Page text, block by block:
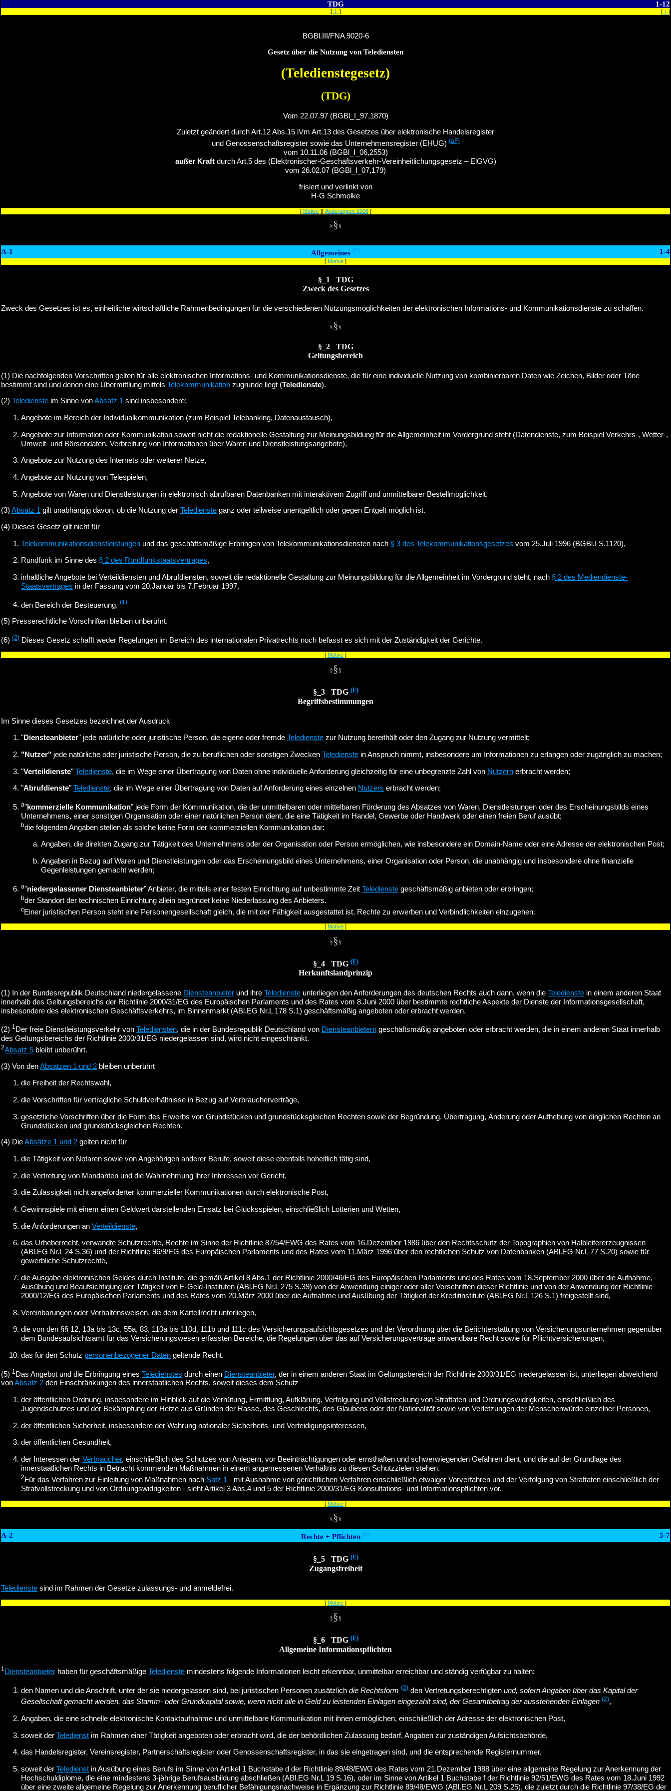
TDG 1-12
[ I ] [ ‹ ]
BGBl.III/FNA 9020-6
Gesetz über die Nutzung von Telediensten
(Teledienstegesetz)
(TDG)
Vom 22.07.97 (BGBl_I_97,1870)
Zuletzt geändert durch Art.12 Abs.15 iVm Art.13 des Gesetzes über elektronische Handelsregister
und Genossenschaftsregister sowie das Unternehmensregister (EHUG)(aF)
vom 10.11.06 (BGBl_I_06,2553)
außer Kraftdurch Art.5 des (Elektronischer-Geschäftsverkehr-Vereinheitlichungsgesetz – ElGVG)
vom 26.02.07 (BGBl_I_07,179)
frisiert und verlinkt von
H-G Schmolke
[ Motive][ Änderungen-2006]
§§ §
A-1 Allgemeines (F) 1-4
[ Motive ]
§_1 TDG
Zweck des Gesetzes
Zweck des Gesetzes ist es, einheitliche wirtschaftliche Rahmenbedingungen für die verschiedenen Nutzungsmöglichkeiten der elektronischen Informations- und Kommunikationsdienste zu schaffen.
§§ §
§_2 TDG
Geltungsbereich
(1) Die nachfolgenden Vorschriften gelten für alle elektronischen Informations- und Kommunikationsdienste, die für eine individuelle Nutzung von kombinierbaren Daten wie Zeichen, Bilder oder Töne
bestimmt sind und denen eine Übermittlung mittels Telekommunikation zugrunde liegt (Teledienste).
(2) Teledienste im Sinne vonAbsatz 1 sind insbesondere:
Angebote im Bereich der Individualkommunikation (zum Beispiel Telebanking, Datenaustausch),
Angebote zur Information oder Kommunikation soweit nicht die redaktionelle Gestaltung zur Meinungsbildung für die Allgemeinheit im Vordergrund steht (Datendienste, zum Beispiel Verkehrs-, Wetter-,
Umwelt- und Börsendaten, Verbreitung von Informationen über Waren und Dienstleistungsangebote),
Angebote zur Nutzung des Internets oder weiterer Netze,
Angebote zur Nutzung von Telespielen,
Angebote von Waren und Dienstleistungen in elektronisch abrufbaren Datenbanken mit interaktivem Zugriff und unmittelbarer Bestellmöglichkeit.
(3) Absatz 1 gilt unabhängig davon, ob die Nutzung der Teledienste ganz oder teilweise unentgeltlich oder gegen Entgelt möglich ist.
(4) Dieses Gesetz gilt nicht für
Telekommunikationsdienstleistungen und das geschäftsmäßige Erbringen von Telekommunikationsdiensten nach § 3 des Telekommunikationsgesetzes vom 25.Juli 1996 (BGBl.I S.1120),
Rundfunk im Sinne des § 2 des Rundfunkstaatsvertrages,
inhaltliche Angebote bei Verteildiensten und Abrufdiensten, soweit die redaktionelle Gestaltung zur Meinungsbildung für die Allgemeinheit im Vordergrund steht, nach § 2 des Mediendienste-
Staatsvertrages in der Fassung vom 20.Januar bis 7.Februar 1997,
den Bereich der Besteuerung. (1)
(5) Presserechtliche Vorschriften bleiben unberührt.
(6) (2) Dieses Gesetz schafft weder Regelungen im Bereich des internationalen Privatrechts noch befasst es sich mit der Zuständigkeit der Gerichte.
[ Motive ]
§§ §
§_3 TDG(F)
Begriffsbestimmungen
Im Sinne dieses Gesetzes bezeichnet der Ausdruck
"Diensteanbieter" jede natürliche oder juristische Person, die eigene oder fremde Teledienste zur Nutzung bereithält oder den Zugang zur Nutzung vermittelt;
"Nutzer" jede natürliche oder juristische Person, die zu beruflichen oder sonstigen Zwecken Teledienste in Anspruch nimmt, insbesondere um Informationen zu erlangen oder zugänglich zu machen;
"Verteildienste" Teledienste, die im Wege einer Übertragung von Daten ohne individuelle Anforderung gleichzeitig für eine unbegrenzte Zahl von Nutzern erbracht werden;
"Abrufdienste" Teledienste, die im Wege einer Übertragung von Daten auf Anforderung eines einzelnen Nutzers erbracht werden;
a"kommerzielle Kommunikation" jede Form der Kommunikation, die der unmittelbaren oder mittelbaren Förderung des Absatzes von Waren, Dienstleistungen oder des Erscheinungsbilds eines
Unternehmens, einer sonstigen Organisation oder einer natürlichen Person dient, die eine Tätigkeit im Handel, Gewerbe oder Handwerk oder einen freien Beruf ausübt;
bdie folgenden Angaben stellen als solche keine Form der kommerziellen Kommunikation dar:
Angaben, die direkten Zugang zur Tätigkeit des Unternehmens oder der Organisation oder Person ermöglichen, wie insbesondere ein Domain-Name oder eine Adresse der elektronischen Post;
Angaben in Bezug auf Waren und Dienstleistungen oder das Erscheinungsbild eines Unternehmens, einer Organisation oder Person, die unabhängig und insbesondere ohne finanzielle
Gegenleistungen gemacht werden;
a"niedergelassener Diensteanbieter" Anbieter, die mittels einer festen Einrichtung auf unbestimmte Zeit Teledienste geschäftsmäßig anbieten oder erbringen;
bder Standort der technischen Einrichtung allein begründet keine Niederlassung des Anbieters.
cEiner juristischen Person steht eine Personengesellschaft gleich, die mit der Fähigkeit ausgestattet ist, Rechte zu erwerben und Verbindlichkeiten einzugehen.
[ Motive ]
§§ §
§_4 TDG(F)
Herkunftslandprinzip
(1) In der Bundesrepublik Deutschland niedergelassene Diensteanbieter und ihre Teledienste unterliegen den Anforderungen des deutschen Rechts auch dann, wenn die Teledienste in einem anderen Staat
innerhalb des Geltungsbereichs der Richtlinie 2000/31/EG des Europäischen Parlaments und des Rates vom 8.Juni 2000 über bestimmte rechtliche Aspekte der Dienste der Informationsgesellschaft,
insbesondere des elektronischen Geschäftsverkehrs, im Binnenmarkt (ABl.EG Nr.L 178 S.1) geschäftsmäßig angeboten oder erbracht werden.
(2) 1 Der freie Dienstleistungsverkehr von Telediensten, die in der Bundesrepublik Deutschland von Diensteanbietern geschäftsmäßig angeboten oder erbracht werden, die in einem anderen Staat innerhalb
des Geltungsbereichs der Richtlinie 2000/31/EG niedergelassen sind, wird nicht eingeschränkt.
2Absatz 5 bleibt unberührt.
(3) Von denAbsätzen 1 und 2 bleiben unberührt
die Freiheit der Rechtswahl,
die Vorschriften für vertragliche Schuldverhältnisse in Bezug auf Verbraucherverträge,
gesetzliche Vorschriften über die Form des Erwerbs von Grundstücken und grundstücksgleichen Rechten sowie der Begründung, Übertragung, Änderung oder Aufhebung von dinglichen Rechten an
Grundstücken und grundstücksgleichen Rechten.
(4) DieAbsätze 1 und 2 gelten nicht für
die Tätigkeit von Notaren sowie von Angehörigen anderer Berufe, soweit diese ebenfalls hoheitlich tätig sind,
die Vertretung von Mandanten und die Wahrnehmung ihrer Interessen vor Gericht,
die Zulässigkeit nicht angeforderter kommerzieller Kommunikationen durch elektronische Post,
Gewinnspiele mit einem einen Geldwert darstellenden Einsatz bei Glücksspielen, einschließlich Lotterien und Wetten,
die Anforderungen an Verteildienste,
das Urheberrecht, verwandte Schutzrechte, Rechte im Sinne der Richtlinie 87/54/EWG des Rates vom 16.Dezember 1986 über den Rechtsschutz der Topographien von Halbleitererzeugnissen
(ABl.EG Nr.L 24 S.36) und der Richtlinie 96/9/EG des Europäischen Parlaments und des Rates vom 11.März 1996 über den rechtlichen Schutz von Datenbanken (ABl.EG Nr.L 77 S.20) sowie für
gewerbliche Schutzrechte,
die Ausgabe elektronischen Geldes durch Institute, die gemäß Artikel 8 Abs.1 der Richtlinie 2000/46/EG des Europäischen Parlaments und des Rates vom 18.September 2000 über die Aufnahme,
Ausübung und Beaufsichtigung der Tätigkeit von E-Geld-Instituten (ABl.EG Nr.L 275 S.39) von der Anwendung einiger oder aller Vorschriften dieser Richtlinie und von der Anwendung der Richtlinie
2000/12/EG des Europäischen Parlaments und des Rates vom 20.März 2000 über die Aufnahme und Ausübung der Tätigkeit der Kreditinstitute (ABl.EG Nr.L 126 S.1) freigestellt sind,
Vereinbarungen oder Verhaltensweisen, die dem Kartellrecht unterliegen,
die von den §§ 12, 13a bis 13c, 55a, 83, 110a bis 110d, 111b und 111c des Versicherungsaufsichtsgesetzes und der Verordnung über die Berichterstattung von Versicherungsunternehmen gegenüber
dem Bundesaufsichtsamt für das Versicherungswesen erfassten Bereiche, die Regelungen über das auf Versicherungsverträge anwendbare Recht sowie für Pflichtversicherungen,
das für den Schutz personenbezogener Daten geltende Recht.
(5) 1 Das Angebot und die Erbringung eines Teledienstes durch einen Diensteanbieter, der in einem anderen Staat im Geltungsbereich der Richtlinie 2000/31/EG niedergelassen ist, unterliegen abweichend
vonAbsatz 2 den Einschränkungen des innerstaatlichen Rechts, soweit dieses dem Schutz
der öffentlichen Ordnung, insbesondere im Hinblick auf die Verhütung, Ermittlung, Aufklärung, Verfolgung und Vollstreckung von Straftaten und Ordnungswidrigkeiten, einschließlich des
Jugendschutzes und der Bekämpfung der Hetze aus Gründen der Rasse, des Geschlechts, des Glaubens oder der Nationalität sowie von Verletzungen der Menschenwürde einzelner Personen,
der öffentlichen Sicherheit, insbesondere der Wahrung nationaler Sicherheits- und Verteidigungsinteressen,
der öffentlichen Gesundheit,
der Interessen der Verbraucher, einschließlich des Schutzes von Anlegern, vor Beeinträchtigungen oder ernsthaften und schwerwiegenden Gefahren dient, und die auf der Grundlage des
innerstaatlichen Rechts in Betracht kommenden Maßnahmen in einem angemessenen Verhältnis zu diesen Schutzzielen stehen.
2 Für das Verfahren zur Einleitung von Maßnahmen nach Satz 1 - mit Ausnahme von gerichtlichen Verfahren einschließlich etwaiger Vorverfahren und der Verfolgung von Straftaten einschließlich der
Strafvollstreckung und von Ordnungswidrigkeiten - sieht Artikel 3 Abs.4 und 5 der Richtlinie 2000/31/EG Konsultations- und Informationspflichten vor.
[ Motive ]
§§ §
A-2 Rechte + Pflichten (F) 5-7
§_5 TDG(F)
Zugangsfreiheit
Teledienste sind im Rahmen der Gesetze zulassungs- und anmeldefrei.
[ Motive ]
§§ §
§_6 TDG(F)
Allgemeine Informationspflichten
1 Diensteanbieter haben für geschäftsmäßige Teledienste mindestens folgende Informationen leicht erkennbar, unmittelbar erreichbar und ständig verfügbar zu halten:
den Namen und die Anschrift, unter der sie niedergelassen sind, bei juristischen Personen zusätzlich die Rechtsform (2) den Vertretungsberechtigten und, sofern Angaben über das Kapital der
Gesellschaft gemacht werden, das Stamm- oder Grundkapital sowie, wenn nicht alle in Geld zu leistenden Einlagen eingezahlt sind, der Gesamtbetrag der ausstehenden Einlagen (2),
Angaben, die eine schnelle elektronische Kontaktaufnahme und unmittelbare Kommunikation mit ihnen ermöglichen, einschließlich der Adresse der elektronischen Post,
soweit der Teledienst im Rahmen einer Tätigkeit angeboten oder erbracht wird, die der behördlichen Zulassung bedarf, Angaben zur zuständigen Aufsichtsbehörde,
das Handelsregister, Vereinsregister, Partnerschaftsregister oder Genossenschaftsregister, in das sie eingetragen sind, und die entsprechende Registernummer,
soweit der Teledienst in Ausübung eines Berufs im Sinne von Artikel 1 Buchstabe d der Richtlinie 89/48/EWG des Rates vom 21.Dezember 1988 über eine allgemeine Regelung zur Anerkennung der
Hochschuldiplome, die eine mindestens 3-jährige Berufsausbildung abschließen (ABl.EG Nr.L 19 S.16), oder im Sinne von Artikel 1 Buchstabe f der Richtlinie 92/51/EWG des Rates vom 18.Juni 1992
über eine zweite allgemeine Regelung zur Anerkennung beruflicher Befähigungsnachweise in Ergänzung zur Richtlinie 89/48/EWG (ABl.EG Nr.L 209 S.25), die zuletzt durch die Richtlinie 97/38/EG der